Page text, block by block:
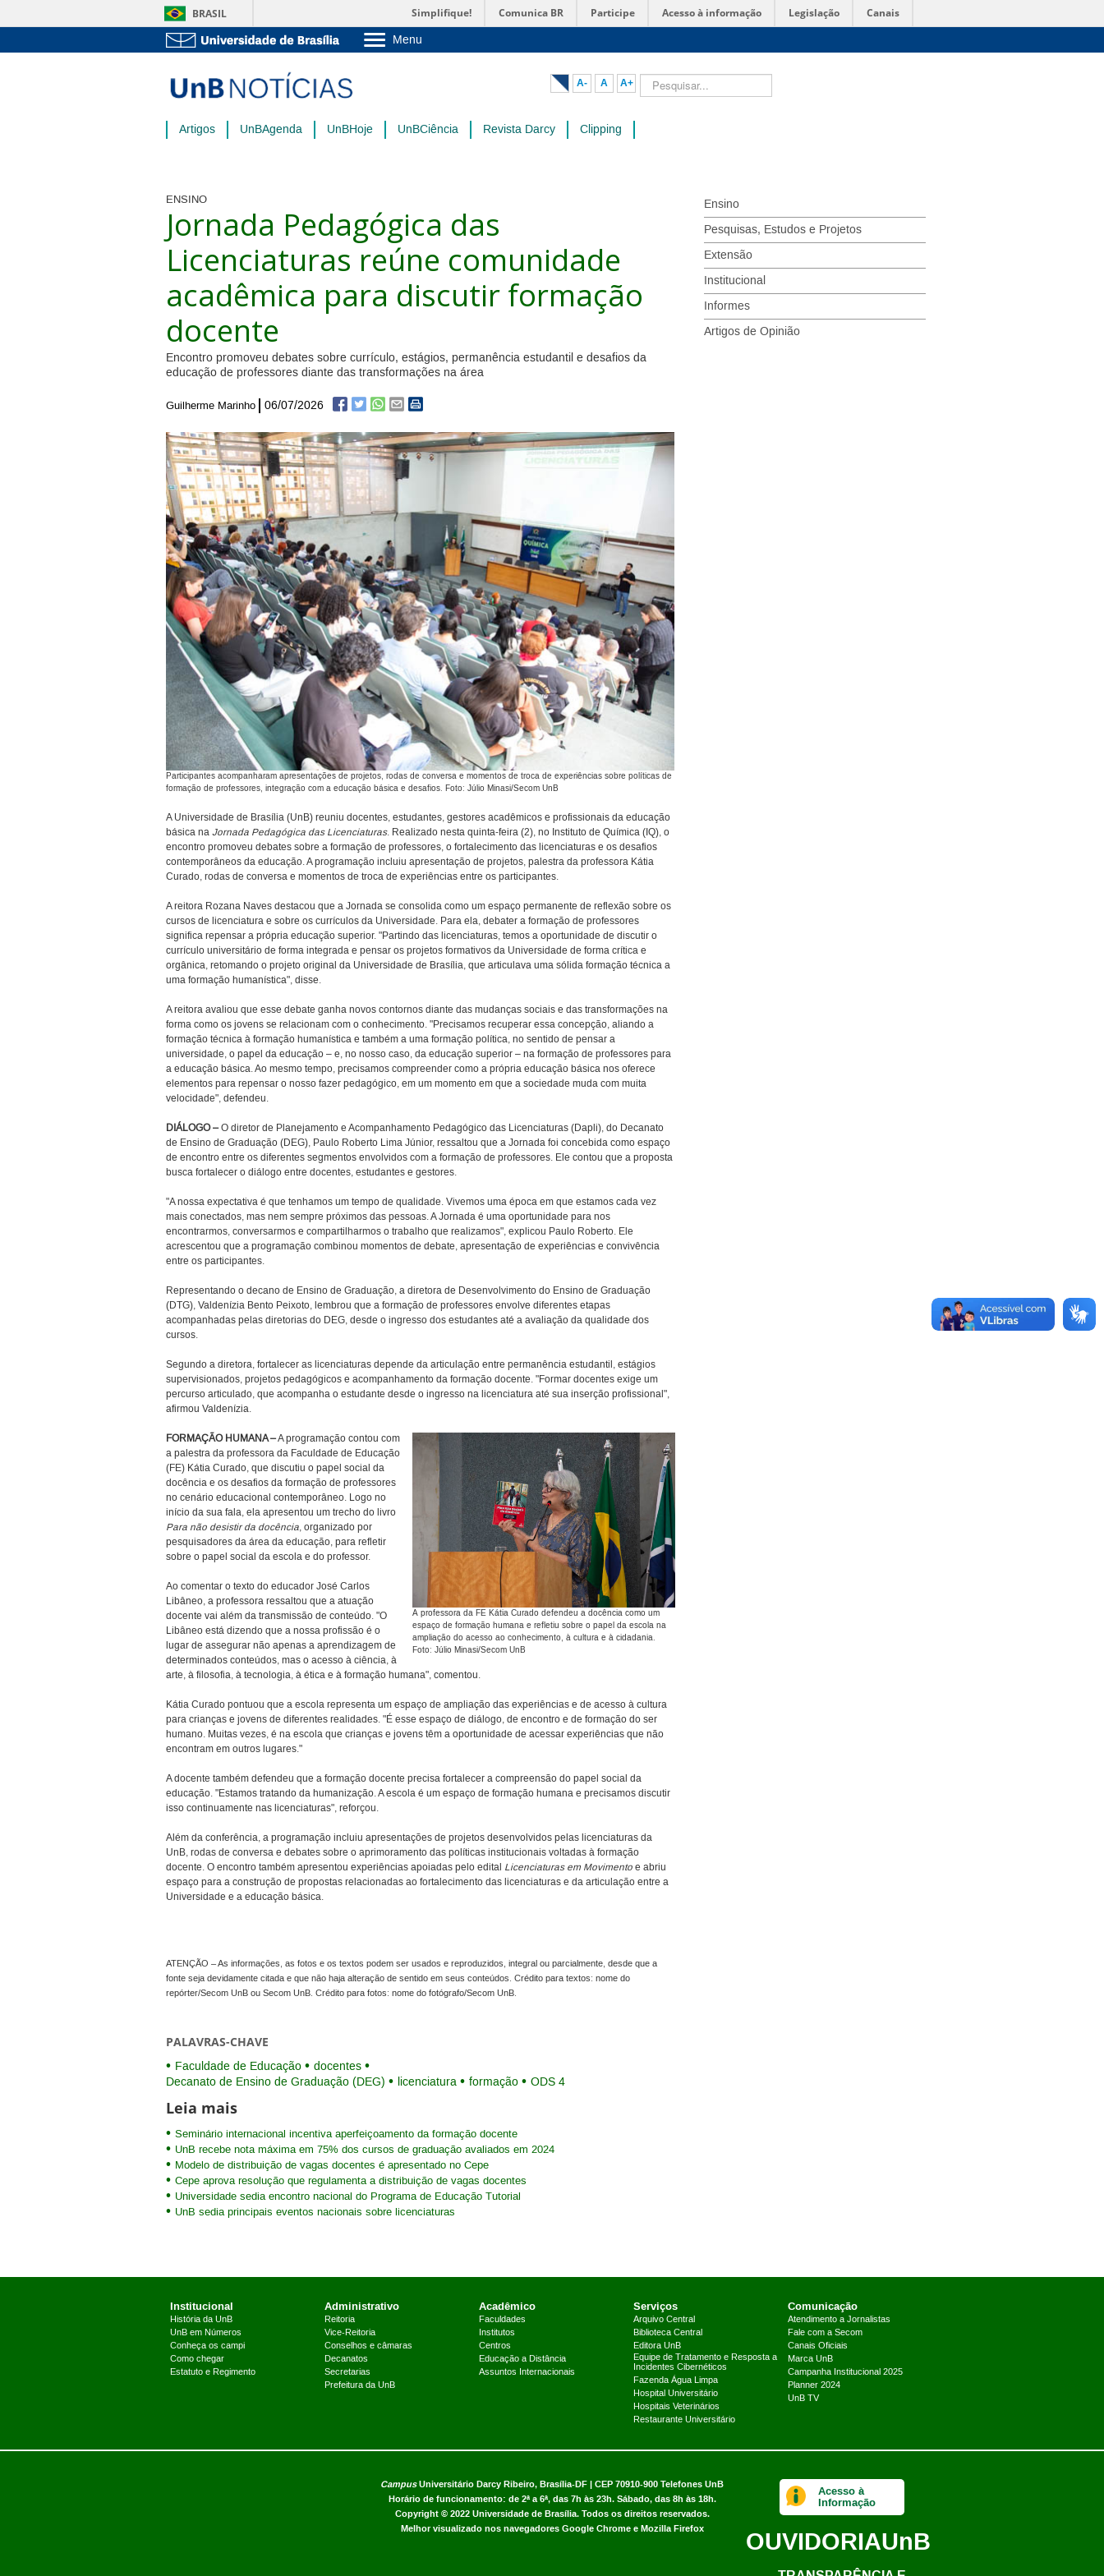
BRASIL Simplifique! Comunica BR Participe Acesso à informação Legislação Canais
Menu
Pós-Graduação
Administração
A- A A+ Pesquisar...
Artigos UnBAgenda UnBHoje UnBCiência Revista Darcy Clipping
ENSINO
Jornada Pedagógica das
Licenciaturas reúne comunidade
acadêmica para discutir formação
docente
Encontro promoveu debates sobre currículo, estágios, permanência estudantil e desafios da
educação de professores diante das transformações na área
Guilherme Marinho 06/07/2026
Participantes acompanharam apresentações de projetos, rodas de conversa e momentos de troca de experiências sobre políticas de
formação de professores, integração com a educação básica e desafios. Foto: Júlio Minasi/Secom UnB
A Universidade de Brasília (UnB) reuniu docentes, estudantes, gestores acadêmicos e profissionais da educação
básica na Jornada Pedagógica das Licenciaturas. Realizado nesta quinta-feira (2), no Instituto de Química (IQ), o
encontro promoveu debates sobre a formação de professores, o fortalecimento das licenciaturas e os desafios
contemporâneos da educação. A programação incluiu apresentação de projetos, palestra da professora Kátia
Curado, rodas de conversa e momentos de troca de experiências entre os participantes.
A reitora Rozana Naves destacou que a Jornada se consolida como um espaço permanente de reflexão sobre os
cursos de licenciatura e sobre os currículos da Universidade. Para ela, debater a formação de professores
significa repensar a própria educação superior. "Partindo das licenciaturas, temos a oportunidade de discutir o
currículo universitário de forma integrada e pensar os projetos formativos da Universidade de forma crítica e
orgânica, retomando o projeto original da Universidade de Brasília, que articulava uma sólida formação técnica a
uma formação humanística", disse.
A reitora avaliou que esse debate ganha novos contornos diante das mudanças sociais e das transformações na
forma como os jovens se relacionam com o conhecimento. "Precisamos recuperar essa concepção, aliando a
formação técnica à formação humanística e também a uma formação política, no sentido de pensar a
universidade, o papel da educação – e, no nosso caso, da educação superior – na formação de professores para
a educação básica. Ao mesmo tempo, precisamos compreender como a própria educação básica nos oferece
elementos para repensar o nosso fazer pedagógico, em um momento em que a sociedade muda com muita
velocidade", defendeu.
DIÁLOGO –O diretor de Planejamento e Acompanhamento Pedagógico das Licenciaturas (Dapli), do Decanato
de Ensino de Graduação (DEG), Paulo Roberto Lima Júnior, ressaltou que a Jornada foi concebida como espaço
de encontro entre os diferentes segmentos envolvidos com a formação de professores. Ele contou que a proposta
busca fortalecer o diálogo entre docentes, estudantes e gestores.
"A nossa expectativa é que tenhamos um tempo de qualidade. Vivemos uma época em que estamos cada vez
mais conectados, mas nem sempre próximos das pessoas. A Jornada é uma oportunidade para nos
encontrarmos, conversarmos e compartilharmos o trabalho que realizamos", explicou Paulo Roberto. Ele
acrescentou que a programação combinou momentos de debate, apresentação de experiências e convivência
entre os participantes.
Representando o decano de Ensino de Graduação, a diretora de Desenvolvimento do Ensino de Graduação
(DTG), Valdenízia Bento Peixoto, lembrou que a formação de professores envolve diferentes etapas
acompanhadas pelas diretorias do DEG, desde o ingresso dos estudantes até a avaliação da qualidade dos
cursos.
Segundo a diretora, fortalecer as licenciaturas depende da articulação entre permanência estudantil, estágios
supervisionados, projetos pedagógicos e acompanhamento da formação docente. "Formar docentes exige um
percurso articulado, que acompanha o estudante desde o ingresso na licenciatura até sua inserção profissional",
afirmou Valdenízia.
A professora da FE Kátia Curado defendeu a docência como um
espaço de formação humana e refletiu sobre o papel da escola na
ampliação do acesso ao conhecimento, à cultura e à cidadania.
Foto: Júlio Minasi/Secom UnB
FORMAÇÃO HUMANA –A programação contou com
a palestra da professora da Faculdade de Educação
(FE) Kátia Curado, que discutiu o papel social da
docência e os desafios da formação de professores
no cenário educacional contemporâneo. Logo no
início da sua fala, ela apresentou um trecho do livro
Para não desistir da docência, organizado por
pesquisadores da área da educação, para refletir
sobre o papel social da escola e do professor.
Ao comentar o texto do educador José Carlos
Libâneo, a professora ressaltou que a atuação
docente vai além da transmissão de conteúdo. "O
Libâneo está dizendo que a nossa profissão é o
lugar de assegurar não apenas a aprendizagem de
determinados conteúdos, mas o acesso à ciência, à
arte, à filosofia, à tecnologia, à ética e à formação humana", comentou.
Kátia Curado pontuou que a escola representa um espaço de ampliação das experiências e de acesso à cultura
para crianças e jovens de diferentes realidades. "É esse espaço de diálogo, de encontro e de formação do ser
humano. Muitas vezes, é na escola que crianças e jovens têm a oportunidade de acessar experiências que não
encontram em outros lugares."
A docente também defendeu que a formação docente precisa fortalecer a compreensão do papel social da
educação. "Estamos tratando da humanização. A escola é um espaço de formação humana e precisamos discutir
isso continuamente nas licenciaturas", reforçou.
Além da conferência, a programação incluiu apresentações de projetos desenvolvidos pelas licenciaturas da
UnB, rodas de conversa e debates sobre o aprimoramento das políticas institucionais voltadas à formação
docente. O encontro também apresentou experiências apoiadas pelo edital Licenciaturas em Movimento e abriu
espaço para a construção de propostas relacionadas ao fortalecimento das licenciaturas e da articulação entre a
Universidade e a educação básica.
ATENÇÃO – As informações, as fotos e os textos podem ser usados e reproduzidos, integral ou parcialmente, desde que a
fonte seja devidamente citada e que não haja alteração de sentido em seus conteúdos. Crédito para textos: nome do
repórter/Secom UnB ou Secom UnB. Crédito para fotos: nome do fotógrafo/Secom UnB.
PALAVRAS-CHAVE
Faculdade de Educação
docentes
Decanato de Ensino de Graduação (DEG)
licenciatura formação ODS 4
Leia mais
Seminário internacional incentiva aperfeiçoamento da formação docente
UnB recebe nota máxima em 75% dos cursos de graduação avaliados em 2024
Modelo de distribuição de vagas docentes é apresentado no Cepe
Cepe aprova resolução que regulamenta a distribuição de vagas docentes
Universidade sedia encontro nacional do Programa de Educação Tutorial
UnB sedia principais eventos nacionais sobre licenciaturas
Ensino
Pesquisas, Estudos e Projetos
Extensão
Institucional
Informes
Artigos de Opinião
Institucional
História da UnB
UnB em Números
Conheça os campi
Como chegar
Estatuto e Regimento
Administrativo
Reitoria
Vice-Reitoria
Conselhos e câmaras
Decanatos
Secretarias
Prefeitura da UnB
Acadêmico
Faculdades
Institutos
Centros
Educação a Distância
Assuntos Internacionais
Serviços
Arquivo Central
Biblioteca Central
Editora UnB
Equipe de Tratamento e Resposta a
Incidentes Cibernéticos
Fazenda Água Limpa
Hospital Universitário
Hospitais Veterinários
Restaurante Universitário
Comunicação
Atendimento a Jornalistas
Fale com a Secom
Canais Oficiais
Marca UnB
Campanha Institucional 2025
Planner 2024
UnB TV
CampusUniversitário Darcy Ribeiro, Brasília-DF | CEP 70910-900 Telefones UnB
Horário de funcionamento: de 2ª a 6ª, das 7h às 23h. Sábado, das 8h às 18h.
Copyright © 2022 Universidade de Brasília. Todos os direitos reservados.
Melhor visualizado nos navegadores Google Chrome e Mozilla Firefox
Acesso à
Informação
OUVIDORIAUnB